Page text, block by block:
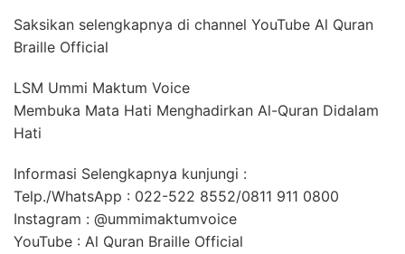
Saksikan selengkapnya di channel YouTube Al Quran
Braille Official
LSM Ummi Maktum Voice
Membuka Mata Hati Menghadirkan Al-Quran Didalam
Hati
Informasi Selengkapnya kunjungi :
Telp./WhatsApp : 022-522 8552/0811 911 0800
Instagram : @ummimaktumvoice
YouTube : Al Quran Braille Official